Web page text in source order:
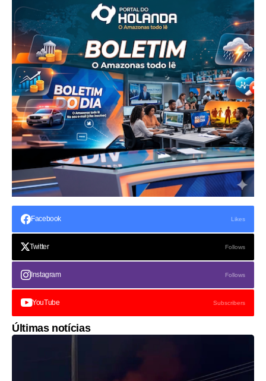
Facebook Likes
Twitter Follows
Instagram Follows
YouTube Subscribers
Últimas notícias